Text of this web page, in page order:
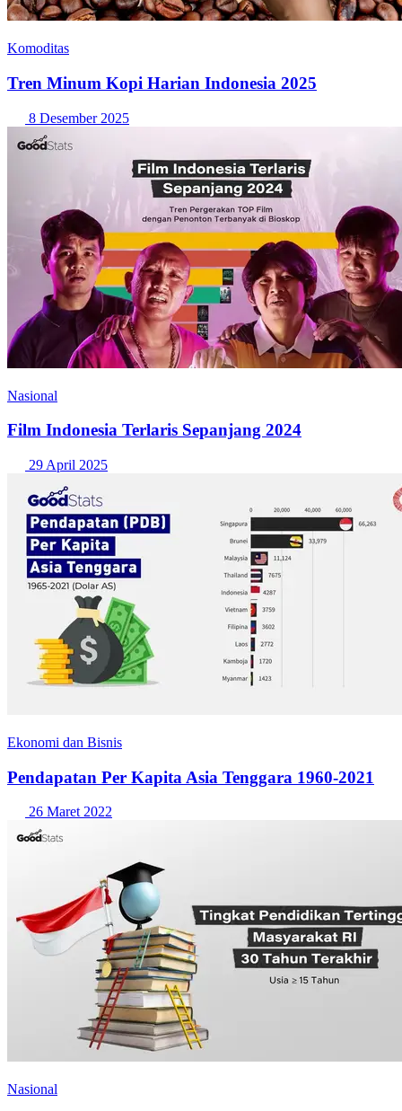
Komoditas
Tren Minum Kopi Harian Indonesia 2025
8 Desember 2025
Nasional
Film Indonesia Terlaris Sepanjang 2024
29 April 2025
Ekonomi dan Bisnis
Pendapatan Per Kapita Asia Tenggara 1960-2021
26 Maret 2022
Nasional